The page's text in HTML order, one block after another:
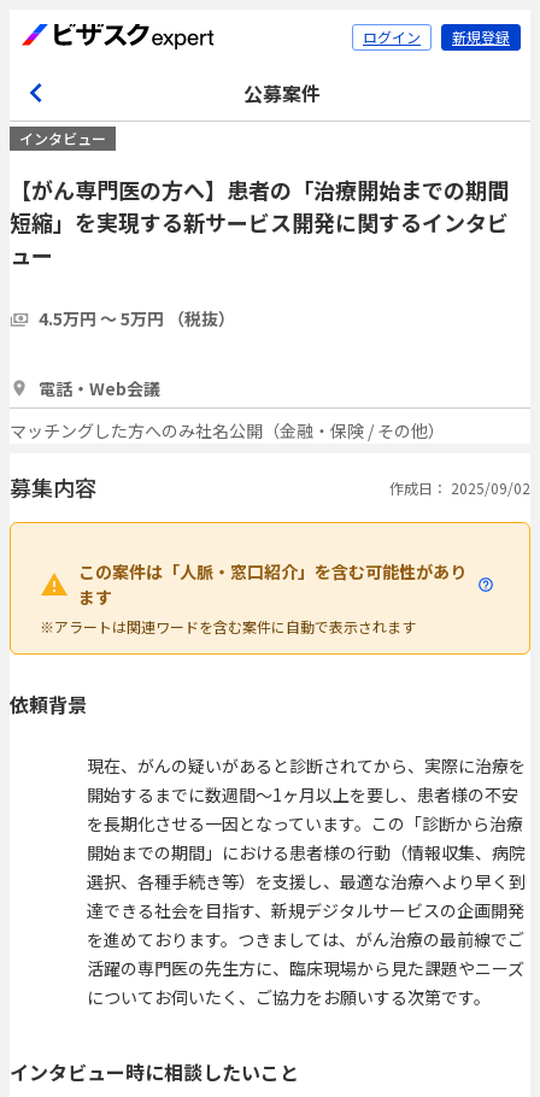
ログイン 新規登録
公募案件
インタビュー
【がん専門医の方へ】患者の「治療開始までの期間
短縮」を実現する新サービス開発に関するインタビ
ュー
4.5万円 〜 5万円 （税抜）
電話・Web会議
マッチングした方へのみ社名公開（金融・保険 / その他）
募集内容 作成日： 2025/09/02
この案件は「人脈・窓口紹介」を含む可能性があり
ます
※アラートは関連ワードを含む案件に自動で表示されます
依頼背景
現在、がんの疑いがあると診断されてから、実際に治療を
開始するまでに数週間〜1ヶ月以上を要し、患者様の不安
を長期化させる一因となっています。この「診断から治療
開始までの期間」における患者様の行動（情報収集、病院
選択、各種手続き等）を支援し、最適な治療へより早く到
達できる社会を目指す、新規デジタルサービスの企画開発
を進めております。つきましては、がん治療の最前線でご
活躍の専門医の先生方に、臨床現場から見た課題やニーズ
についてお伺いたく、ご協力をお願いする次第です。
インタビュー時に相談したいこと